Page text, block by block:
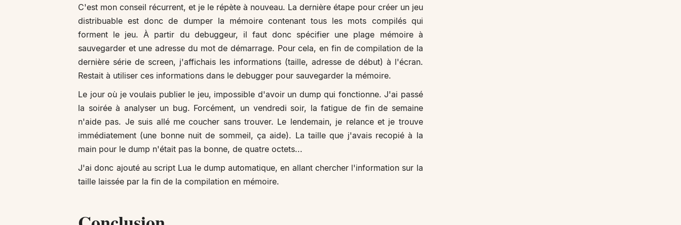
C'est mon conseil récurrent, et je le répète à nouveau. La dernière étape pour créer un jeu
distribuable est donc de dumper la mémoire contenant tous les mots compilés qui
forment le jeu. À partir du debuggeur, il faut donc spécifier une plage mémoire à
sauvegarder et une adresse du mot de démarrage. Pour cela, en fin de compilation de la
dernière série de screen, j'affichais les informations (taille, adresse de début) à l'écran.
Restait à utiliser ces informations dans le debugger pour sauvegarder la mémoire.
Le jour où je voulais publier le jeu, impossible d'avoir un dump qui fonctionne. J'ai passé
la soirée à analyser un bug. Forcément, un vendredi soir, la fatigue de fin de semaine
n'aide pas. Je suis allé me coucher sans trouver. Le lendemain, je relance et je trouve
immédiatement (une bonne nuit de sommeil, ça aide). La taille que j'avais recopié à la
main pour le dump n'était pas la bonne, de quatre octets...
J'ai donc ajouté au script Lua le dump automatique, en allant chercher l'information sur la
taille laissée par la fin de la compilation en mémoire.